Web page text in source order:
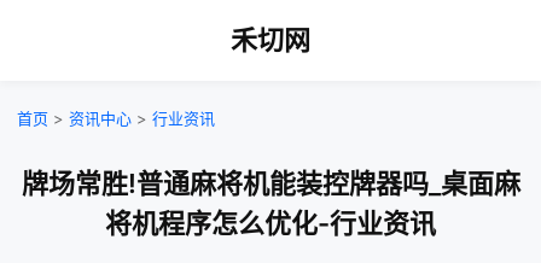
禾切网
首页 > 资讯中心 > 行业资讯
牌场常胜!普通麻将机能装控牌器吗_桌面麻
将机程序怎么优化-行业资讯